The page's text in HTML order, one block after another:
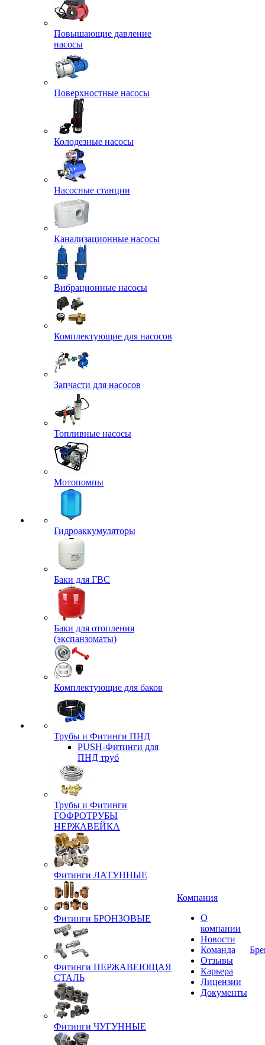
Повышающие давление
насосы
Поверхностные насосы
Колодезные насосы
Насосные станции
Канализационные насосы
Вибрационные насосы
Комплектующие для насосов
Запчасти для насосов
Топливные насосы
Мотопомпы
Гидроаккумуляторы
Баки для ГВС
Баки для отопления
(экспанзоматы)
Комплектующие для баков
Трубы и Фитинги ПНД
PUSH-Фитинги для
ПНД труб
Трубы и Фитинги
ГОФРОТРУБЫ
НЕРЖАВЕЙКА
Фитинги ЛАТУННЫЕ
Фитинги БРОНЗОВЫЕ
Фитинги НЕРЖАВЕЮЩАЯ
СТАЛЬ
Фитинги ЧУГУННЫЕ
Компания
О
компании
Новости
Команда
Отзывы
Карьера
Лицензии
Документы